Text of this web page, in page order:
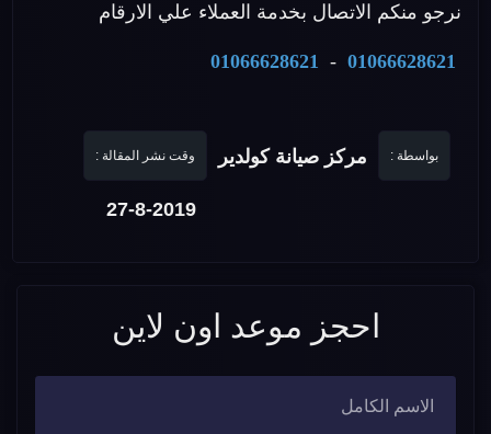
نرجو منكم الاتصال بخدمة العملاء علي الارقام
01066628621
-
01066628621
بواسطة : مركز صيانة كولدير وقت نشر المقالة :
27-8-2019
احجز موعد اون لاين